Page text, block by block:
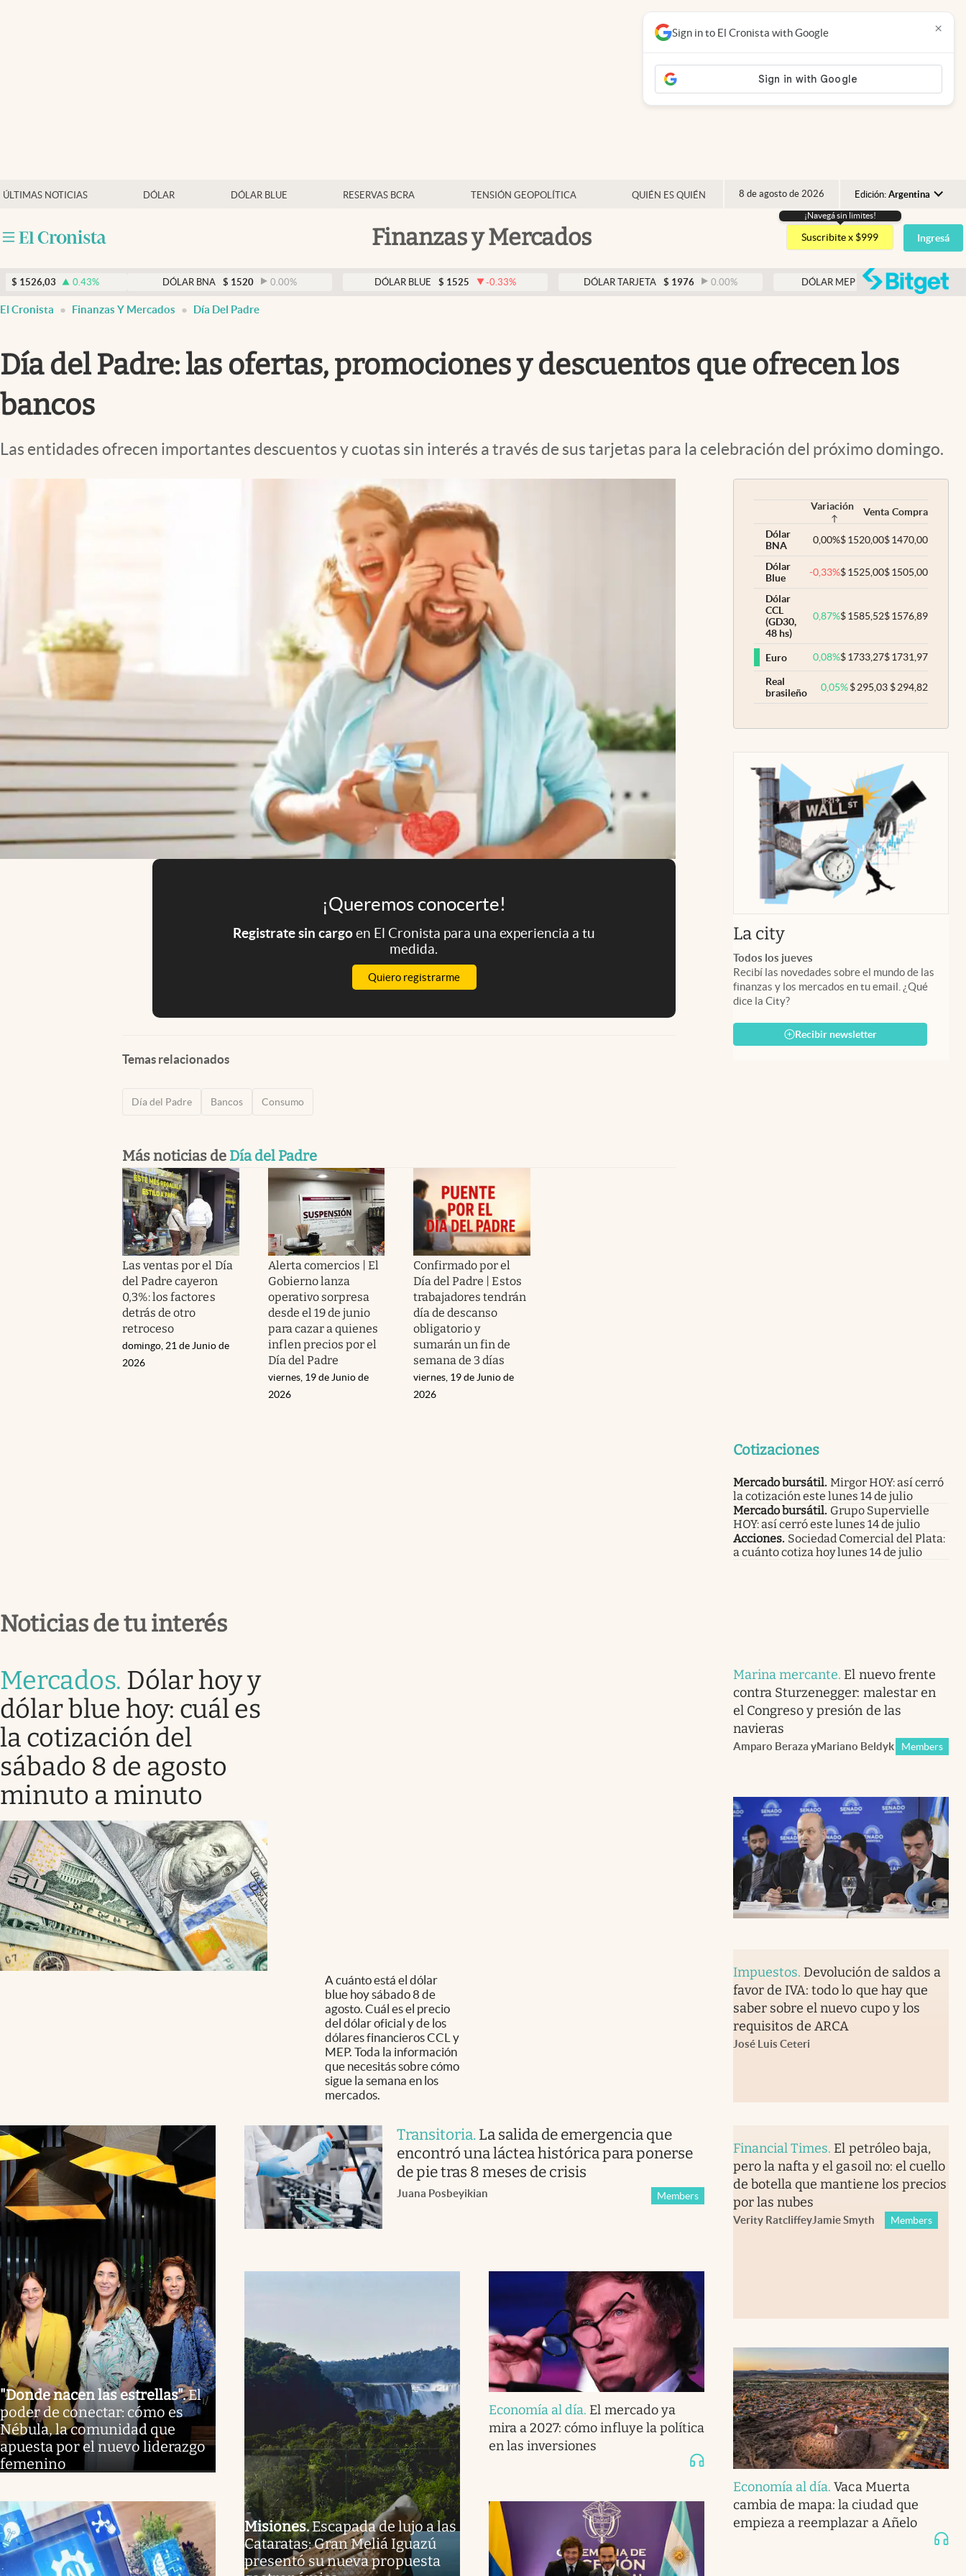
ÚLTIMAS NOTICIAS DÓLAR DÓLAR BLUE RESERVAS BCRA TENSIÓN GEOPOLÍTICA QUIÉN ES QUIÉN 8 de agosto de 2026 Edición: Argentina
Argentina
España
USA
Finanzas y Mercados
Mercados Online
Clase
Mundial 2026
¡Navegá sin limites!
Suscribite x $999 Ingresá
0.43% $ 1520 0.00% DÓLAR BLUE $ 1525 -0.33% DÓLAR TARJETA $ 1976 0.00% DÓLAR MEP $ 1526,03 0.43%
Sign in to El Cronista with Google ×
El Cronista Finanzas Y Mercados Día Del Padre
Día del Padre: las ofertas, promociones y descuentos que ofrecen los
bancos
Las entidades ofrecen importantes descuentos y cuotas sin interés a través de sus tarjetas para la celebración del próximo domingo.
¡Queremos conocerte!
Registrate sin cargoen El Cronista para una experiencia a tu
medida.
Quiero registrarme
Temas relacionados
Día del Padre Bancos Consumo
Más noticias de Día del Padre
Las ventas por el Día
del Padre cayeron
0,3%: los factores
detrás de otro
retroceso
domingo, 21 de Junio de
2026
Alerta comercios | El
Gobierno lanza
operativo sorpresa
desde el 19 de junio
para cazar a quienes
inflen precios por el
Día del Padre
viernes, 19 de Junio de
2026
Confirmado por el
Día del Padre | Estos
trabajadores tendrán
día de descanso
obligatorio y
sumarán un fin de
semana de 3 días
viernes, 19 de Junio de
2026
Variación Venta Compra
Dólar
BNA
0,00%$1520,00$1470,00
Dólar
Blue
-0,33%$1525,00$1505,00
Dólar
CCL
(GD30,
48 hs)
0,87%$1585,52$1576,89
Euro 0,08%$1733,27$1731,97
Real
brasileño
0,05% $295,03 $294,82
La cityabre en nueva pestaña
Todos los jueves
Recibí las novedades sobre el mundo de las
finanzas y los mercados en tu email. ¿Qué
dice la City?
Recibir newsletter
Cotizaciones
Mercado bursátil. Mirgor HOY: así cerró
la cotización este lunes 14 de julio
Mercado bursátil. Grupo Supervielle
HOY: así cerró este lunes 14 de julio
Acciones. Sociedad Comercial del Plata:
a cuánto cotiza hoy lunes 14 de julio
Noticias de tu interés
Mercados. Dólar hoy y
dólar blue hoy: cuál es
la cotización del
sábado 8 de agosto
minuto a minuto
A cuánto está el dólar
blue hoy sábado 8 de
agosto. Cuál es el precio
del dólar oficial y de los
dólares financieros CCL y
MEP. Toda la información
que necesitás sobre cómo
sigue la semana en los
mercados.
Marina mercante. El nuevo frente
contra Sturzenegger: malestar en
el Congreso y presión de las
navieras
Amparo Beraza yMariano Beldyk Members
Impuestos. Devolución de saldos a
favor de IVA: todo lo que hay que
saber sobre el nuevo cupo y los
requisitos de ARCA
José Luis Ceteri
"Donde nacen las estrellas".El
poder de conectar: cómo es
Nébula, la comunidad que
apuesta por el nuevo liderazgo
femenino
Transitoria.La salida de emergencia que
encontró una láctea histórica para ponerse
de pie tras 8 meses de crisis
Juana Posbeyikian Members
Financial Times. El petróleo baja,
pero la nafta y el gasoil no: el cuello
de botella que mantiene los precios
por las nubes
Verity RatcliffeyJamie Smyth Members
Misiones.Escapada de lujo a las
Cataratas: Gran Meliá Iguazú
presentó su nueva propuesta
Economía al día. El mercado ya
mira a 2027: cómo influye la política
en las inversiones
Economía al día.Vaca Muerta
cambia de mapa: la ciudad que
empieza a reemplazar a Añelo